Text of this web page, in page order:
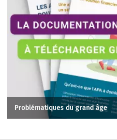
Problématiques du grand âge